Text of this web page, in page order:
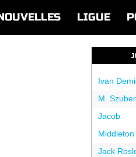
LIGUE
Ivan
M. Szuber
Jacob
Middleton
Jack